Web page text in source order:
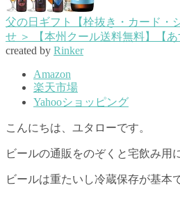
父の日ギフト【栓抜き・カード・
せ ＞ 【本州クール送料無料】【
created by Rinker
Amazon
楽天市場
Yahooショッピング
こんにちは、ユタローです。
ビールの通販をのぞくと宅飲み用
ビールは重たいし冷蔵保存が基本